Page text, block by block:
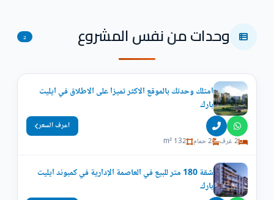
وحدات من نفس المشروع 2
امتلك وحدتك بالموقع الاكثر تميزا على الاطلاق في ايليت
بارك
2 غرف 2 حمام 132 m²
اعرف السعر
شقة 180 متر للبيع في العاصمة الإدارية في كمبوند ايليت
بارك